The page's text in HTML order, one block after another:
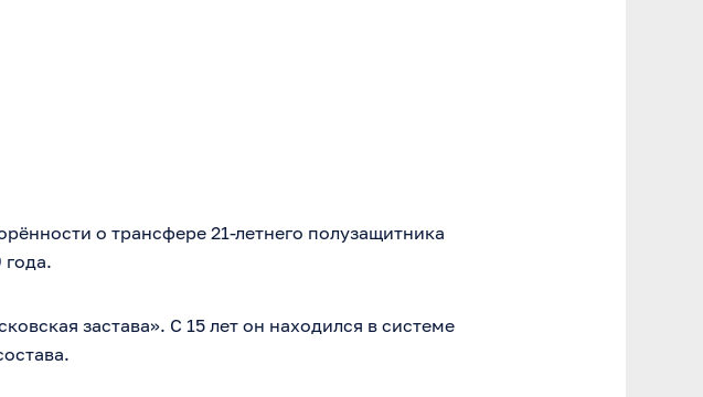
о трансфере 21-летнего полузащитника
застава». С 15 лет он находился в системе